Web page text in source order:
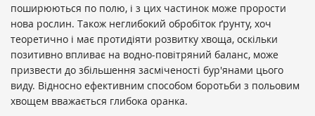
поширюються по полю, і з цих частинок може прорости
нова рослин. Також неглибокий обробіток ґрунту, хоч
теоретично і має протидіяти розвитку хвоща, оскільки
позитивно впливає на водно-повітряний баланс, може
призвести до збільшення засміченості бур'янами цього
виду. Відносно ефективним способом боротьби з польовим
хвощем вважається глибока оранка.